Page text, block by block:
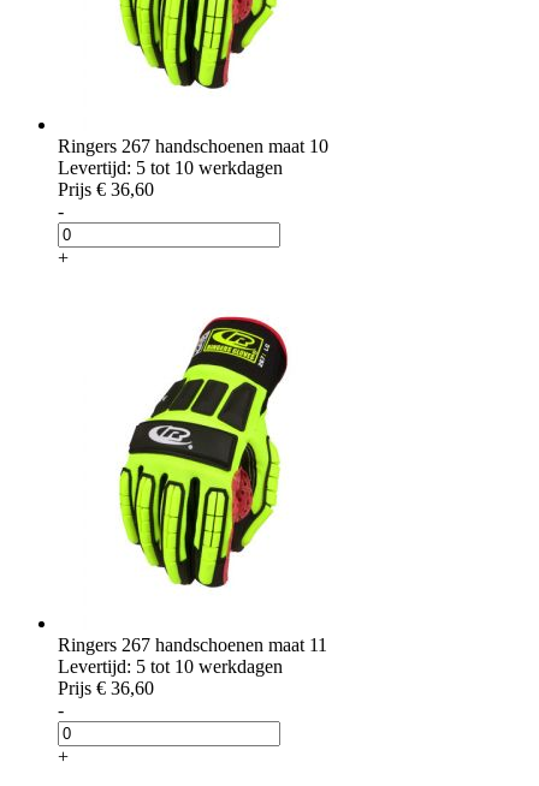
Ringers 267 handschoenen maat 10
Levertijd: 5 tot 10 werkdagen
Prijs € 36,60
-
+
Ringers 267 handschoenen maat 11
Levertijd: 5 tot 10 werkdagen
Prijs € 36,60
-
+